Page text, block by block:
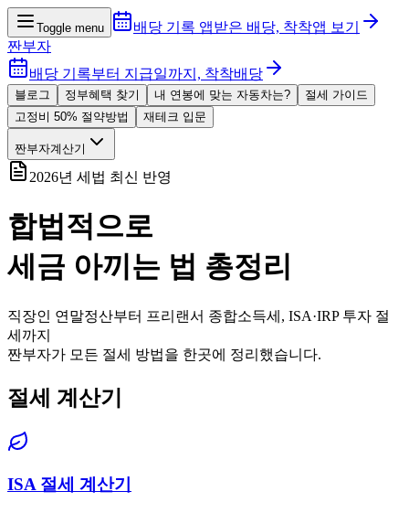
Toggle menu 배당 기록 앱받은 배당, 착착앱 보기
짠부자
배당 기록부터 지급일까지, 착착배당
블로그 정부혜택 찾기 내 연봉에 맞는 자동차는?
절세 가이드
고정비 50% 절약방법
재테크 입문
짠부자계산기
2026년 세법 최신 반영
합법적으로
세금 아끼는 법 총정리
직장인 연말정산부터 프리랜서 종합소득세, ISA·IRP 투자 절
세까지
짠부자가 모든 절세 방법을 한곳에 정리했습니다.
절세 계산기
ISA 절세 계산기